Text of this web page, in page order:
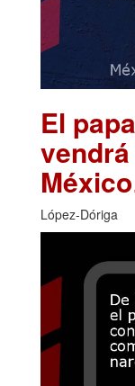
El
México
López-Dóriga